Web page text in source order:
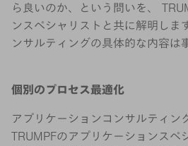
ら良いのか、という問いを、
ンスペシャリストと共に解明しま
ンサルティングの具体的な内容は
個別のプロセス最適化
アプリケーションコンサルティン
TRUMPFのアプリケーションスペ